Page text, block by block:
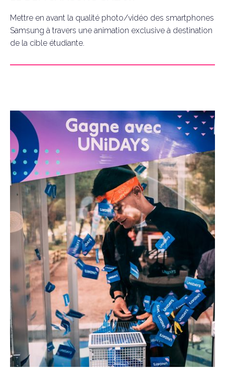
Mettre en avant la qualité photo/vidéo des smartphones
Samsung à travers une animation exclusive à destination
de la cible étudiante.